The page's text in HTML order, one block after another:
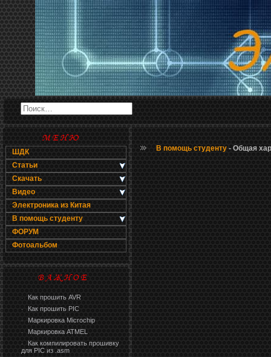
ШДК
Статьи
Скачать
Видео
Электроника из Китая
В помощь студенту
ФОРУМ
Фотоальбом
· Как прошить AVR
· Как прошить PIC
· Маркировка Microchip
· Маркировка ATMEL
·
Как компилировать прошивку
для PIC из .asm
В помощь студенту - Общая